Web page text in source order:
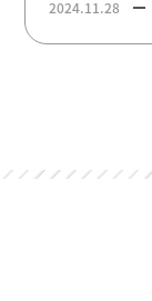
2024.11.28